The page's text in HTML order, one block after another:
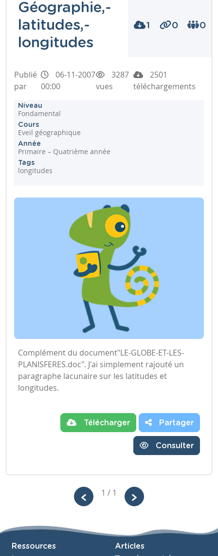
Géographie,-
latitudes,-
longitudes
1 0 0
Publié
par
06-11-2007
00:00
3287
vues
2501
téléchargements
Niveau
Fondamental
Cours
Eveil géographique
Année
Primaire – Quatrième année
Tags
longitudes
Complément du document"LE-GLOBE-ET-LES-
PLANISFERES.doc". J'ai simplement rajouté un
paragraphe lacunaire sur les latitudes et
longitudes.
Télécharger Partager
Consulter
1 / 1
Ressources Articles